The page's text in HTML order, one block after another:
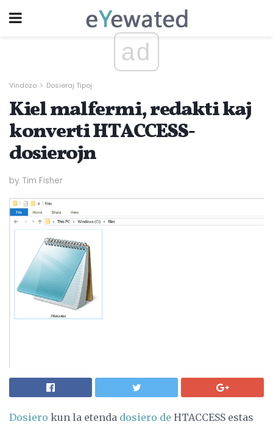
ad
Vindozo Dosieraj Tipoj
Kiel malfermi, redakti kaj
konverti HTACCESS-
dosierojn
by Tim Fisher
Dosiero kun la etenda dosiero de HTACCESS estas